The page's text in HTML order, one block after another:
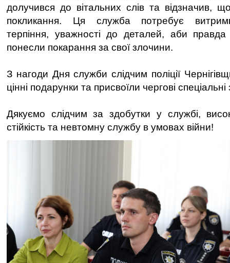
долучився до вітальних слів та відзначив,
покликання. Ця служба потребує
терпіння, уважності до деталей, аби
понесли покарання за свої злочини.
З нагоди Дня служби слідчим поліції
цінні подарунки та присвоїли чергові
Дякуємо слідчим за здобутки у службі,
стійкість та невтомну службу в умовах війни!